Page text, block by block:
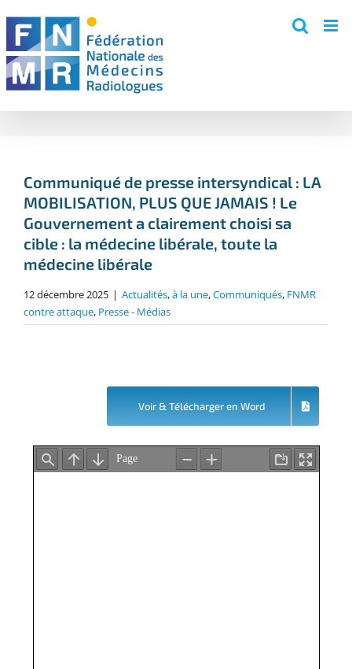
content
Communiqué de presse intersyndical : LA
MOBILISATION, PLUS QUE JAMAIS ! Le
Gouvernement a clairement choisi sa
cible : la médecine libérale, toute la
médecine libérale
12 décembre 2025 | Actualités,à la une,Communiqués, FNMR
contre attaque, Presse - Médias
Voir & Télécharger en Word